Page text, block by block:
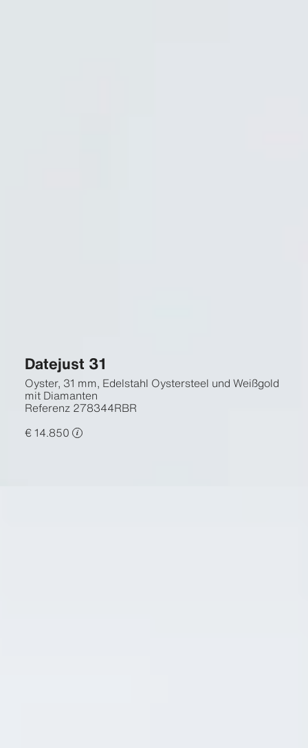
Datejust 31
Oyster, 31 mm, Edelstahl Oystersteel und Weißgold
mit Diamanten
Referenz 278344RBR
€ 14.850